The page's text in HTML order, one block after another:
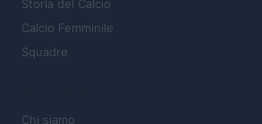
Storia del Calcio
Calcio Femminile
Squadre
Chi siamo